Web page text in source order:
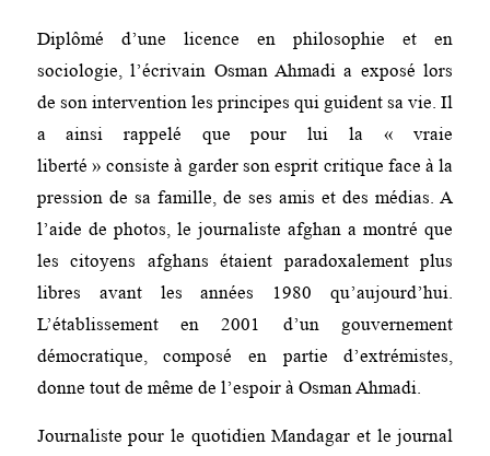
Diplômé d’une licence en philosophie et en
sociologie, l’écrivain Osman Ahmadi a exposé lors
de son intervention les principes qui guident sa vie. Il
a ainsi rappelé que pour lui la « vraie
liberté » consiste à garder son esprit critique face à la
pression de sa famille, de ses amis et des médias. A
l’aide de photos, le journaliste afghan a montré que
les citoyens afghans étaient paradoxalement plus
libres avant les années 1980 qu’aujourd’hui.
L’établissement en 2001 d’un gouvernement
démocratique, composé en partie d’extrémistes,
donne tout de même de l’espoir à Osman Ahmadi.
Journaliste pour le quotidien Mandagar et le journal